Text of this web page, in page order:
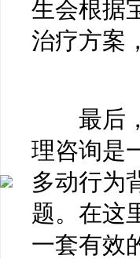
生会根据
治疗方案
最后，
理咨询是
多动行为
题。在这
一套有效